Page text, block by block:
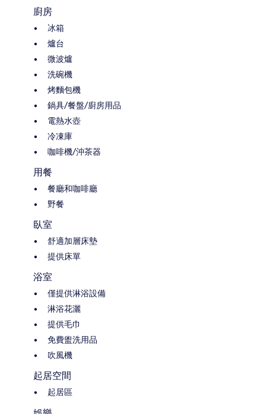
廚房
冰箱
爐台
微波爐
洗碗機
烤麵包機
鍋具/餐盤/廚房用品
電熱水壺
冷凍庫
咖啡機/沖茶器
用餐
餐廳和咖啡廳
野餐
臥室
舒適加層床墊
提供床單
浴室
僅提供淋浴設備
淋浴花灑
提供毛巾
免費盥洗用品
吹風機
起居空間
起居區